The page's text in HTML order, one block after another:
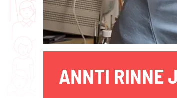
ANNTI RINNE